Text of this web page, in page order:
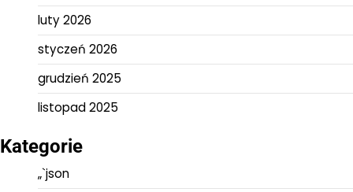
luty 2026
styczeń 2026
grudzień 2025
listopad 2025
Kategorie
„`json